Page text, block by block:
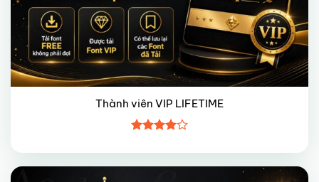
Thành viên VIP LIFETIME
xếp hạng
45 sao
Giảm giá!